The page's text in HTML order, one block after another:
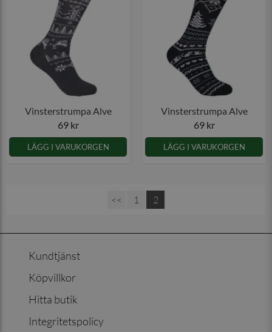
Vinsterstrumpa Alve
69 kr
LÄGG I VARUKORGEN
Vinsterstrumpa Alve
69 kr
LÄGG I VARUKORGEN
<< 1 2
Kundtjänst
Köpvillkor
Hitta butik
Integritetspolicy